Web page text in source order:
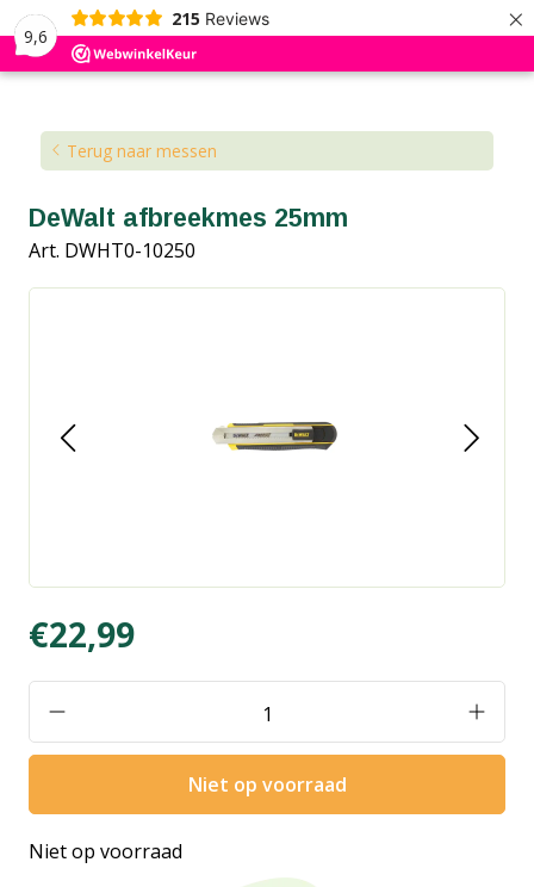
9,6
215 Reviews ×
Terug naar messen
DeWalt afbreekmes 25mm
Art. DWHT0-10250
€22,99
Niet op voorraad
Niet op voorraad